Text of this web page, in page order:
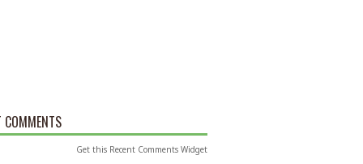
COMMENTS
Get this Recent Comments Widget